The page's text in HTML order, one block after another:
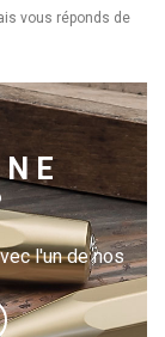
vous réponds de
l'un de nos